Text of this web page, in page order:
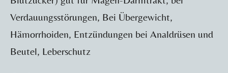
Verdauungsstörungen, Bei Übergewicht,
Hämorrhoiden, Entzündungen bei Analdrüsen und
Beutel, Leberschutz